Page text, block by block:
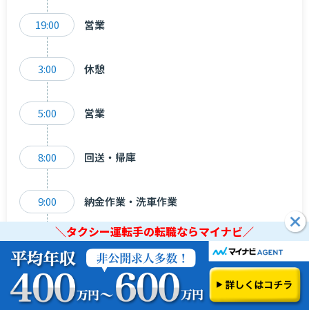
＼タクシー運転手の転職ならマイナビ／
＼タクシー運転手の転職ならマイナビ／
19:00 営業
3:00 休憩
5:00 営業
8:00 回送・帰庫
9:00 納金作業・洗車作業
10:00 退勤